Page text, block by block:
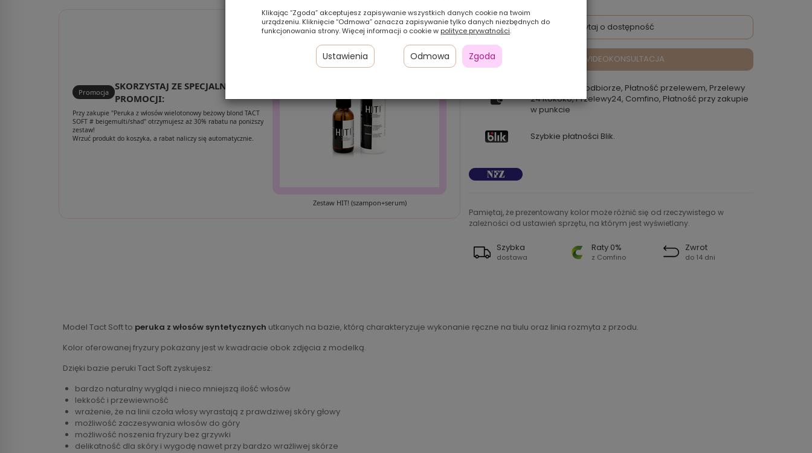
Promocja
SKORZYSTAJ ZE SPECJALNEJ
PROMOCJI:
Przy zakupie "Peruka z włosów wielotonowy beżowy blond TACT
SOFT # beigemulti/shad" otrzymujesz aż 30% rabatu na poniższy
zestaw!
Wrzuć produkt do koszyka, a rabat naliczy się automatycznie.
Zestaw HIT! (szampon+serum)
Zapytaj o dostępność
VIDEOKONSULTACJA
Płatność przy odbiorze, Płatność przelewem, Przelewy
24 Rokoko, Przelewy24, Comfino, Płatność przy zakupie
w punkcie
Szybkie płatności Blik.
Pamiętaj, że prezentowany kolor może różnić się od rzeczywistego w
zależności od ustawień sprzętu, na którym jest wyświetlany.
Szybka
dostawa
Raty 0%
z Comfino
Zwrot
do 14 dni
Model Tact Soft to peruka z włosów syntetycznych utkanych na bazie, którą charakteryzuje wykonanie ręczne na tiulu oraz linia rozmyta z przodu.
Kolor oferowanej fryzury pokazany jest w kwadracie obok zdjęcia z modelką.
Dzięki bazie peruki Tact Soft zyskujesz:
bardzo naturalny wygląd i nieco mniejszą ilość włosów
lekkość i przewiewność
wrażenie, że na linii czoła włosy wyrastają z prawdziwej skóry głowy
możliwość zaczesywania włosów do góry
możliwość noszenia fryzury bez grzywki
delikatność dla skóry i wygodę nawet przy bardzo wrażliwej skórze
Klikając “Zgoda” akceptujesz zapisywanie wszystkich danych cookie na twoim
urządzeniu. Kliknięcie “Odmowa” oznacza zapisywanie tylko danych niezbędnych do
funkcjonowania strony. Więcej informacji o cookie w polityce prywatności.
Ustawienia Odmowa Zgoda